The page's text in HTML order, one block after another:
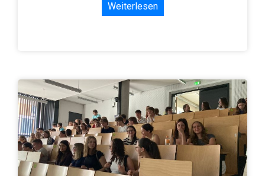
Weiterlesen